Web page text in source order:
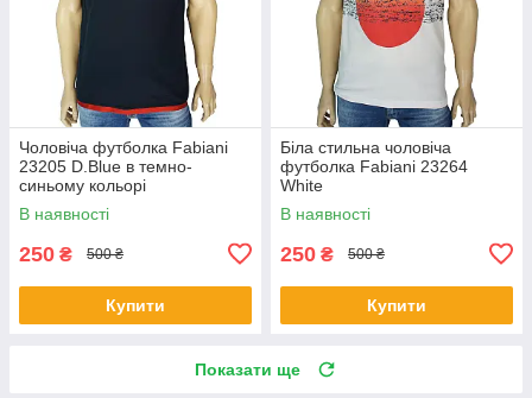
Чоловіча футболка Fabianі
23205 D.Blue в темно-
синьому кольорі
В наявності
250 ₴ 500 ₴
Купити
Біла стильна чоловіча
футболка Fabianі 23264
White
В наявності
250 ₴ 500 ₴
Купити
Показати ще